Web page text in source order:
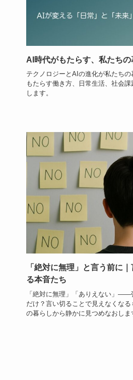
AI時代がもたらす、私たち
テクノロジーとAIの進化が私たち
もたらす働き方、日常生活、社会
します。
「絶対に無理」と言う前に
る本音たち
「絶対に無理」「ありえない」
だけ？言い切ることで見えなくな
の暮らしから静かに見つめなおしま